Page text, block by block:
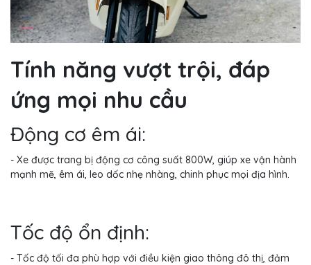
Tính năng vượt trội, đáp
ứng mọi nhu cầu
Động cơ êm ái:
- Xe được trang bị động cơ công suất 800W, giúp xe vận hành
mạnh mẽ, êm ái, leo dốc nhẹ nhàng, chinh phục mọi địa hình.
Tốc độ ổn định:
- Tốc độ tối đa phù hợp với điều kiện giao thông đô thị, đảm